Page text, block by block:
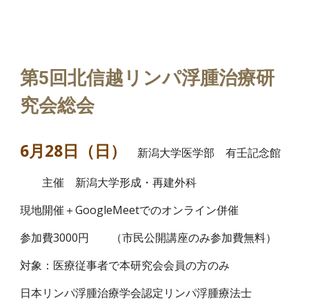
第5回北信越リンパ浮腫治療研
究会総会
6月28日（日）
新潟大学医学部 有壬記念館
主催 新潟大学形成・再建外科
現地開催＋GoogleMeetでのオンライン併催
参加費3000円 （市民公開講座のみ参加費無料）
対象：医療従事者で本研究会会員の方のみ
日本リンパ浮腫治療学会認定リンパ浮腫療法士